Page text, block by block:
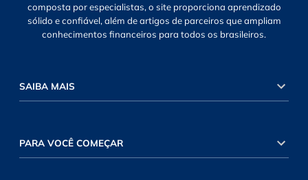
composta por especialistas, o site proporciona aprendizado
sólido e confiável, além de artigos de parceiros que ampliam
conhecimentos financeiros para todos os brasileiros.
SAIBA MAIS
PARA VOCÊ COMEÇAR